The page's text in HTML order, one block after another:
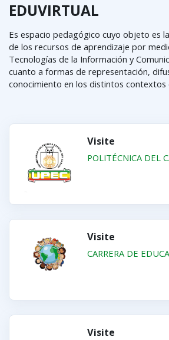
EDUVIRTUAL
Es espacio pedagógico cuyo objeto es
de los recursos de aprendizaje por
Tecnologías de la Información y
cuanto a formas de representación,
conocimiento en los distintos contextos
Visite
POLITÉCNICA DEL
Visite
CARRERA DE
Visite